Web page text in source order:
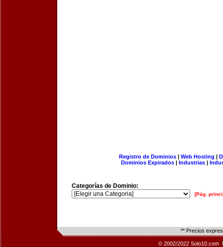
Registro de Dominios| Web Hosting |
Dominios Expirados | Industrias |
Categorías de Dominio:
[Pág.
** Precios
© 2002/2022 Solo10.com